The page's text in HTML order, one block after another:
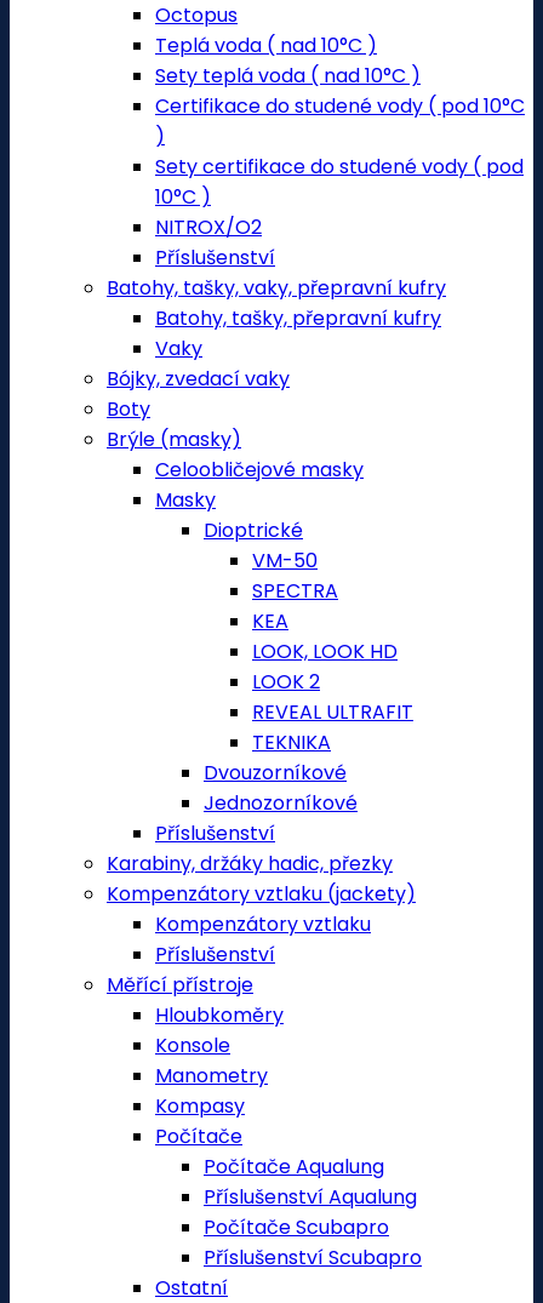
Octopus
Teplá voda ( nad 10°C )
Sety teplá voda ( nad 10°C )
Certifikace do studené vody ( pod 10°C
)
Sety certifikace do studené vody ( pod
10°C )
NITROX/O2
Příslušenství
Batohy, tašky, vaky, přepravní kufry
Batohy, tašky, přepravní kufry
Vaky
Bójky, zvedací vaky
Boty
Brýle (masky)
Celoobličejové masky
Masky
Dioptrické
VM-50
SPECTRA
KEA
LOOK, LOOK HD
LOOK 2
REVEAL ULTRAFIT
TEKNIKA
Dvouzorníkové
Jednozorníkové
Příslušenství
Karabiny, držáky hadic, přezky
Kompenzátory vztlaku (jackety)
Kompenzátory vztlaku
Příslušenství
Měřící přístroje
Hloubkoměry
Konsole
Manometry
Kompasy
Počítače
Počítače Aqualung
Příslušenství Aqualung
Počítače Scubapro
Příslušenství Scubapro
Ostatní